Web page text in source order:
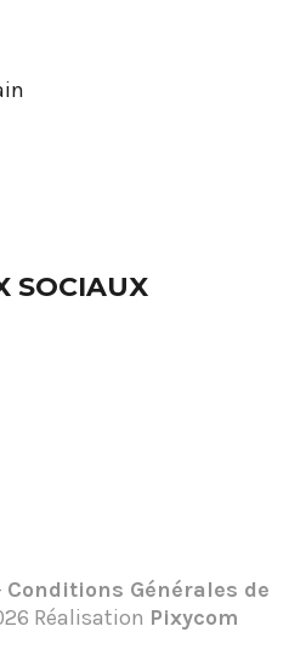
SOCIAUX
Conditions Générales de
Réalisation Pixycom